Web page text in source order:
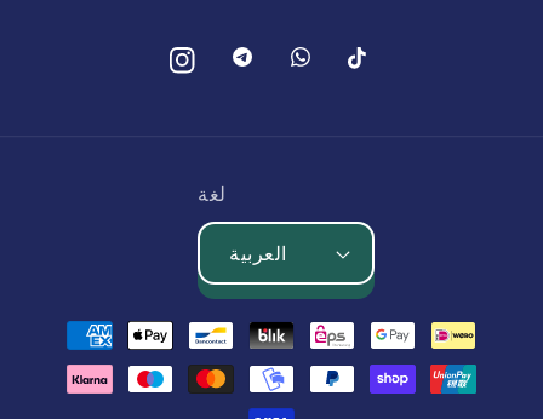
انستغرامبينتيريستبينتيريست
تيك
لغة
العربية
طرق
الدفع